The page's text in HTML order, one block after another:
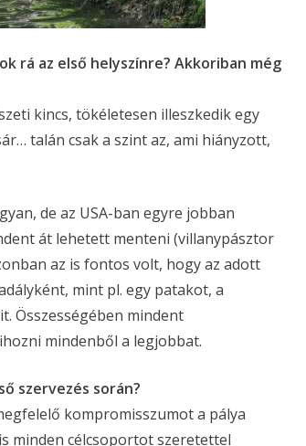
rá az első helyszínre? Akkoriban még
kincs, tökéletesen illeszkedik egy
talán csak a szint az, ami hiányzott,
de az USA-ban egyre jobban
át lehetett menteni (villanypásztor
az is fontos volt, hogy az adott
mint pl. egy patakot, a
Összességében mindent
mindenből a legjobbat.
szervezés során?
kompromisszumot a pálya
minden célcsoportot szeretettel